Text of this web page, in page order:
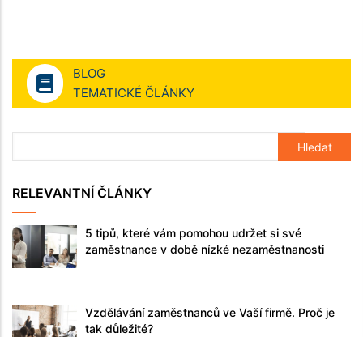
BLOG
TEMATICKÉ ČLÁNKY
RELEVANTNÍ ČLÁNKY
5 tipů, které vám pomohou udržet si své
zaměstnance v době nízké nezaměstnanosti
Vzdělávání zaměstnanců ve Vaší firmě. Proč je
tak důležité?